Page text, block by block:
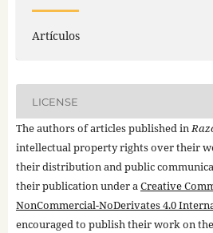
Artículos
LICENSE
The authors of articles published in
intellectual property rights over their
their distribution and public
their publication under aCreative
NonCommercial-NoDerivates 4.0
encouraged to publish their work on